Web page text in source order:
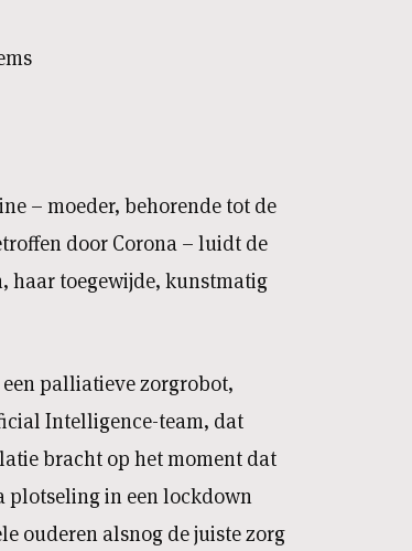
– moeder, behorende tot de
door Corona – luidt de
haar toegewijde, kunstmatig
palliatieve zorgrobot,
Intelligence-team, dat
bracht op het moment dat
plotseling in een lockdown
ouderen alsnog de juiste zorg